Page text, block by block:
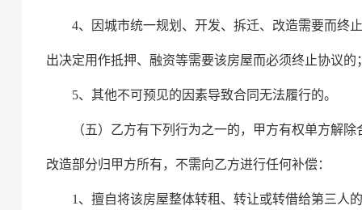
4、因城市统一规划、开发、拆迁、改造需要而终
出决定用作抵押、融资等需要该房屋而必须终止协议
5、其他不可预见的因素导致合同无法履行的。
（五）乙方有下列行为之一的，甲方有权单方解
改造部分归甲方所有， 不需向乙方进行任何补偿：
1、擅自将该房屋整体转租、转让或转借给第三人